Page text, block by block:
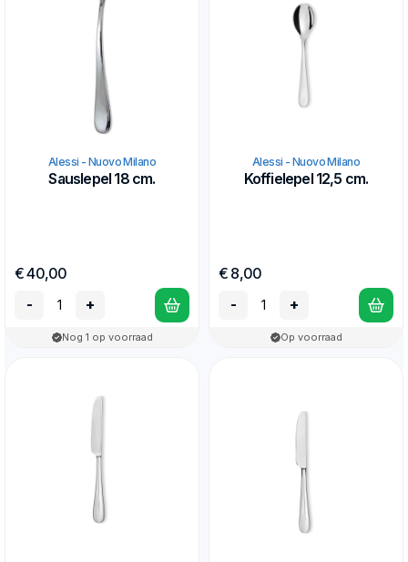
Alessi - Nuovo Milano
Sauslepel 18 cm.
€ 40,00
-
+
Nog 1 op voorraad
Alessi - Nuovo Milano
Koffielepel 12,5 cm.
€ 8,00
-
+
Op voorraad